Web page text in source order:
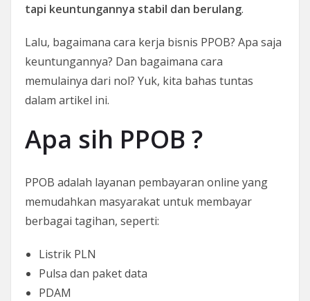
tapi keuntungannya stabil dan berulang.
Lalu, bagaimana cara kerja bisnis PPOB? Apa saja
keuntungannya? Dan bagaimana cara
memulainya dari nol? Yuk, kita bahas tuntas
dalam artikel ini.
Apa sih PPOB ?
PPOB adalah layanan pembayaran online yang
memudahkan masyarakat untuk membayar
berbagai tagihan, seperti:
Listrik PLN
Pulsa dan paket data
PDAM